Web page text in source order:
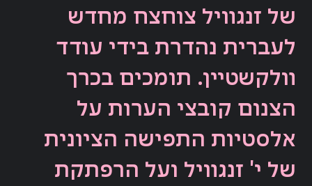
של זנגוויל צוחצח מחדש
לעברית נהדרת בידי עודד
וולקשטיין. תומכים בכרך
הצנום קובצי הערות על
אלסטיות התפישה הציונית
של י' זנגוויל ועל הרפתקת